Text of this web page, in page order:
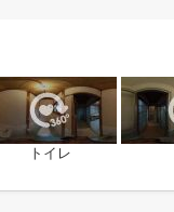
トイレ